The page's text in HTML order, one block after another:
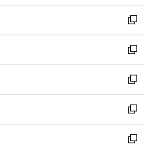
ウ
ィ
ン
ド
ウ
で
開
く
し
い
ウ
ィ
ン
ド
ウ
で
開
く
新
し
い
ウ
ィ
ン
ド
ウ
で
新
し
い
ウ
ィ
ン
ド
新
し
い
ウ
ィ
新
し
い
新